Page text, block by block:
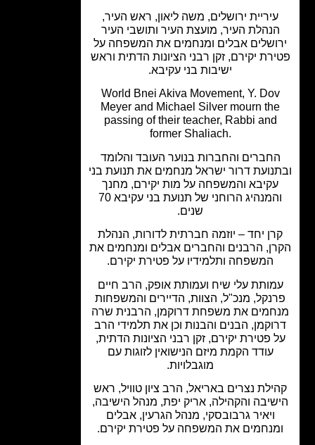
עיריית ירושלים, משה ליאון, ראש העיר,
העיר, מועצת העיר ותושבי העיר
אבלים ומנחמים את המשפחה על
יקירם, זקן רבני הציונות הדתית וראש
ישיבות בני עקיבא.
World Bnei Akiva Movement, Y.
Meyer and Michael Silver mourn
passing of their teacher, Rabbi and
former Shaliach.
והחברות בנוער העובד והלומד
דרור ישראל מנחמים את תנועת בני
עקיבא והמשפחה על מות יקירם, מחנך
והמנהיג הרוחני של תנועת בני עקיבא 70
יחד – יוזמה חברתית לדורות, הנהלת
הרבנים והחברים אבלים ומנחמים את
המשפחה ותלמידיו על פטירת יקירם.
עלי שיח ועמותת אופק, הרב חיים
מנכ"ל, הצוות, הדיירים והמשפחות
את משפחת דרוקמן, הרבנית שרה
הבנים והבנות וכן את תלמידי הרב
פטירת יקירם, זקן רבני הציונות הדתית,
עודד הקמת מיזם הנישואין לזוגות עם
מוגבלויות.
נצרים באריאל, הרב ציון טוויל, ראש
והקהילה, אריק יפת, מנהל הישיבה,
ויאיר גרבובסקי, מנהל הגרעין, אבלים
את המשפחה על פטירת יקירם.